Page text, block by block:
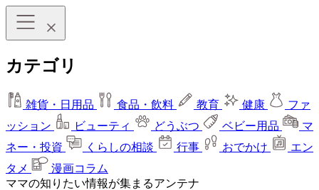
カテゴリ
雑貨・日用品 食品・飲料 教育 健康
ファ
ッション
ビューティ どうぶつ ベビー用品
マ
ネー・投資
くらしの相談 行事 おでかけ
エン
タメ
漫画コラム
ママの知りたい情報が集まるアンテナ